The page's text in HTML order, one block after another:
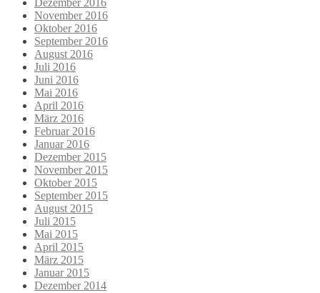
Dezember 2016
November 2016
Oktober 2016
September 2016
August 2016
Juli 2016
Juni 2016
Mai 2016
April 2016
März 2016
Februar 2016
Januar 2016
Dezember 2015
November 2015
Oktober 2015
September 2015
August 2015
Juli 2015
Mai 2015
April 2015
März 2015
Januar 2015
Dezember 2014